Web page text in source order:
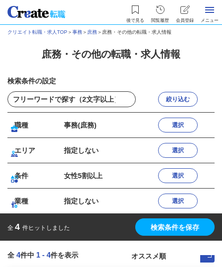
後で見る 閲覧履歴 会員登録 メニュー
クリエイト転職・求人TOP ＞事務＞ 庶務＞ 庶務・その他の転職・求人情報
庶務・その他の転職・求人情報
検索条件の設定
絞り込む
職種 事務(庶務) 選択
エリア 指定しない 選択
条件 女性5割以上 選択
業種 指定しない 選択
全 4 件ヒットしました 検索条件を保存
全 4件中 1 - 4件を表示